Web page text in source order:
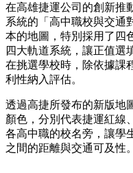
在高雄捷運公司的創新推
系統的「高中職校與交通
本的地圖，特別採用了四
四大軌道系統，讓正值選
在挑選學校時，除依據課
利性納入評估。
透過高捷所發布的新版地
顏色，分別代表捷運紅線
各高中職的校名旁，讓學
之間的距離與交通可及性。